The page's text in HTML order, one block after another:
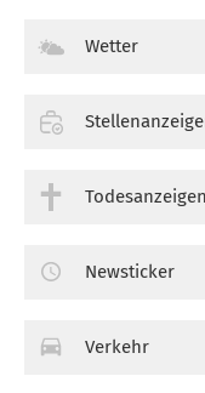
Wetter
Todesanzeigen
Newsticker
Verkehr